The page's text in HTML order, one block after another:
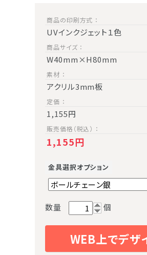
商品の印刷方式 ：
UVインクジェット１色
商品サイズ ：
W40mm×H80mm
素材 ：
アクリル3mm板
定価 ：
1,155円
販売価格（税込） ：
1,155円
金具選択オプション
数量 個
WEB上でデザ